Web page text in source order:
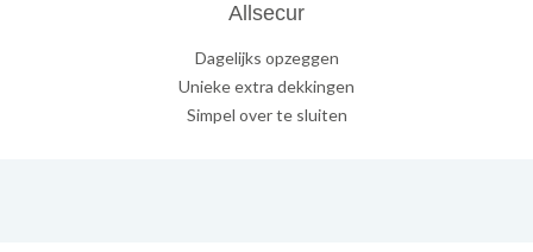
Allsecur
Dagelijks opzeggen
Unieke extra dekkingen
Simpel over te sluiten